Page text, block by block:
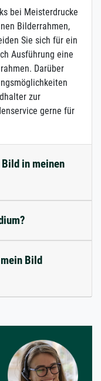
bei Meisterdrucke
Bilderrahmen,
Sie sich für ein
Ausführung eine
Darüber
zur
gerne für
in meinen
Bild